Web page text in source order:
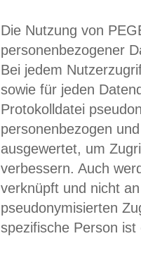
Die Nutzung von
personenbezogener
Bei jedem
sowie für jeden
Protokolldatei
personenbezogen
ausgewertet, um
verbessern. Auch
verknüpft und nicht
pseudonymisierten
spezifische Person